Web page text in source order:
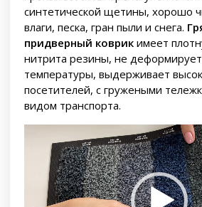
синтетической щетины, хорошо
влаги, песка, гран пыли и снега.
придверный коврикимеет
нитрита резины, не
температуры, выдерживает
посетителей, с гружеными
видом транспорта.
Video
Player